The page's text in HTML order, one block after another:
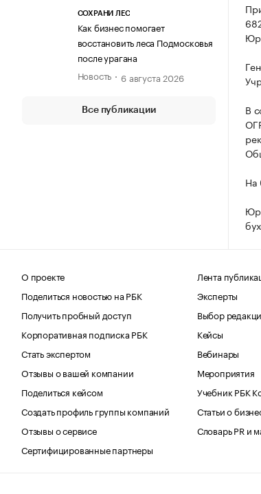
СОХРАНИ ЛЕС
Как бизнес помогает
восстановить леса Подмосковья
после урагана
Новость
6 августа 2026
Все публикации
В
На
О проекте
Поделиться новостью на РБК
Получить пробный доступ
Корпоративная подписка РБК
Стать экспертом
Отзывы о вашей компании
Поделиться кейсом
Создать профиль группы компаний
Отзывы о сервисе
Сертифицированные партнеры
Лента
Эксперты
Выбор
Кейсы
Вебинары
Мероприятия
Учебник РБК
Статьи о
Словарь PR и